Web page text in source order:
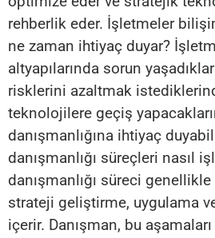
rehberlik eder. İşletmeler
ne zaman ihtiyaç duyar?
altyapılarında sorun
risklerini azaltmak
teknolojilere geçiş
danışmanlığına ihtiyaç
danışmanlığı süreçleri nasıl
danışmanlığı süreci
strateji geliştirme, uygulama
içerir. Danışman, bu